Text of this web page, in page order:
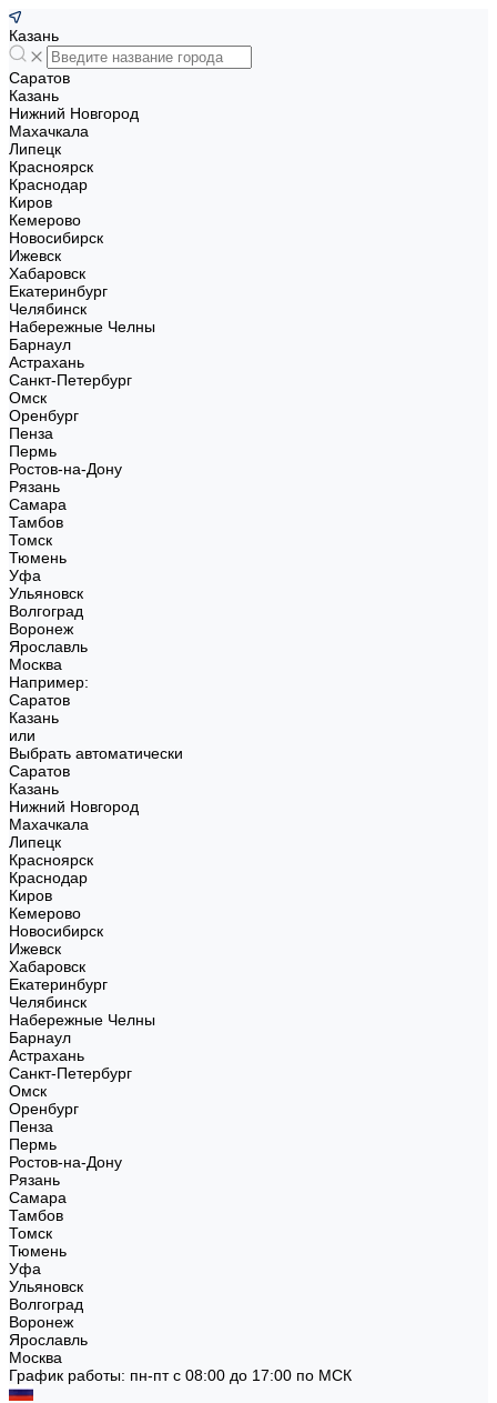
Казань
Саратов
Казань
Нижний Новгород
Махачкала
Липецк
Красноярск
Краснодар
Киров
Кемерово
Новосибирск
Ижевск
Хабаровск
Екатеринбург
Челябинск
Набережные Челны
Барнаул
Астрахань
Санкт-Петербург
Омск
Оренбург
Пенза
Пермь
Ростов-на-Дону
Рязань
Самара
Тамбов
Томск
Тюмень
Уфа
Ульяновск
Волгоград
Воронеж
Ярославль
Москва
Например:
Саратов
Казань
или
Выбрать автоматически
Саратов
Казань
Нижний Новгород
Махачкала
Липецк
Красноярск
Краснодар
Киров
Кемерово
Новосибирск
Ижевск
Хабаровск
Екатеринбург
Челябинск
Набережные Челны
Барнаул
Астрахань
Санкт-Петербург
Омск
Оренбург
Пенза
Пермь
Ростов-на-Дону
Рязань
Самара
Тамбов
Томск
Тюмень
Уфа
Ульяновск
Волгоград
Воронеж
Ярославль
Москва
График работы: пн-пт с 08:00 до 17:00 по МСК